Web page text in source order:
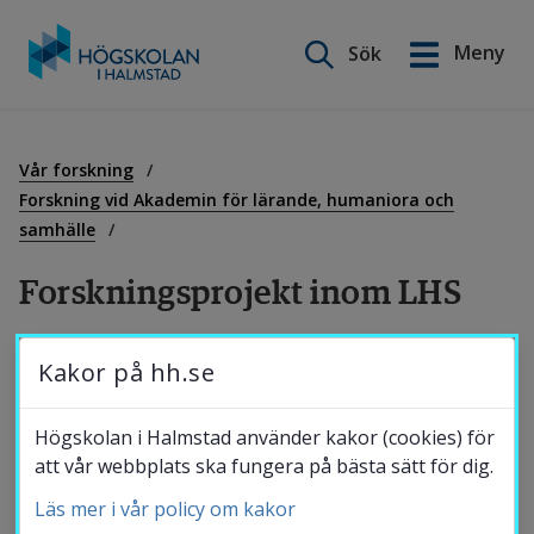
innehåll
Sök
Meny
Vår forskning
Forskning vid Akademin för lärande, humaniora och
samhälle
Forskningsprojekt inom LHS
Här visades tidigare alla forskningsprojekt
vid Akademin för lärande, humaniora och
samhälle. Nu visas projekten på sidan
Forskningsprojekt.
English
Utbildning
Forskning
Samverkan
Om Högskolan
Kakor på hh.se
Högskolan i Halmstad använder kakor (cookies) för
att vår webbplats ska fungera på bästa sätt för dig.
Läs mer i vår policy om kakor